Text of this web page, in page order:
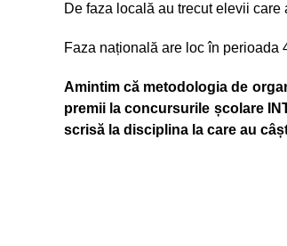
De faza locală au trecut elevii
Faza națională are loc în perioada
Amintim că metodologia de
premii la concursurile școlare
scrisă la disciplina la care au